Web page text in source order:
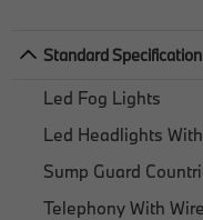
Standard Specification
Led Fog Lights
Led Headlights
Sump Guard
Telephony With